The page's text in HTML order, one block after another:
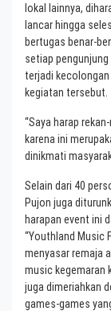
lokal lainnya,
lancar hingga
bertugas benar-
setiap
terjadi
kegiatan tersebut.
“Saya harap
karena ini
dinikmati
Selain dari 40
Pujon juga
harapan event ini
“Youthland Music
menyasar remaja
music kegemaran
juga dimeriahkan
games-games